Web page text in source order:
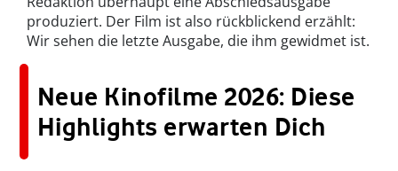
produziert. Der Film ist also rückblickend erzählt:
Wir sehen die letzte Ausgabe, die ihm gewidmet ist.
Neue Kinofilme 2026: Diese
Highlights erwarten Dich